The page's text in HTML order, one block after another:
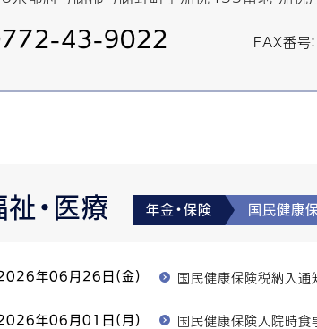
43-9022 FAX番号：
祉・医療 年金・保険 国民健康
年06月26日(金) 国民健康保険税納入通
年06月01日(月) 国民健康保険入院時食